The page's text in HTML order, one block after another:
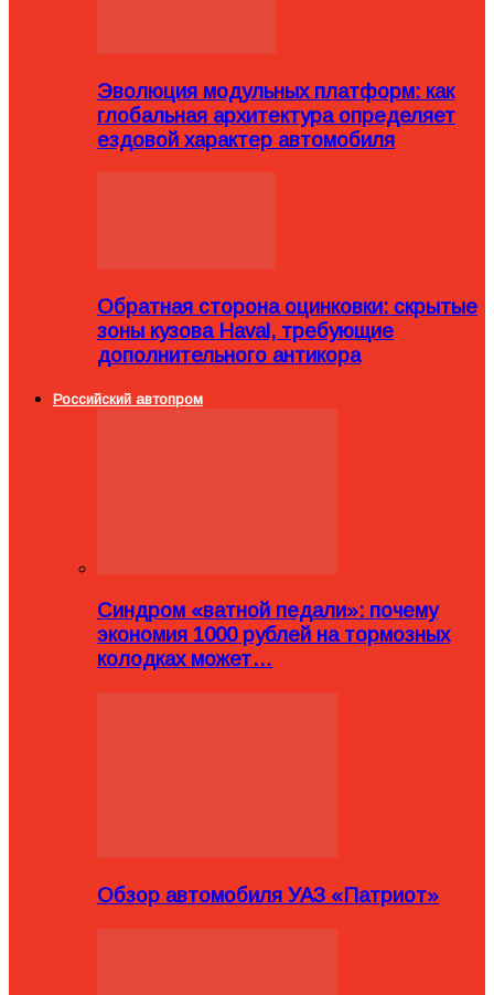
Эволюция модульных платформ: как
глобальная архитектура определяет
ездовой характер автомобиля
Обратная сторона оцинковки: скрытые
зоны кузова Haval, требующие
дополнительного антикора
Российский автопром
Синдром «ватной педали»: почему
экономия 1000 рублей на тормозных
колодках может…
Обзор автомобиля УАЗ «Патриот»